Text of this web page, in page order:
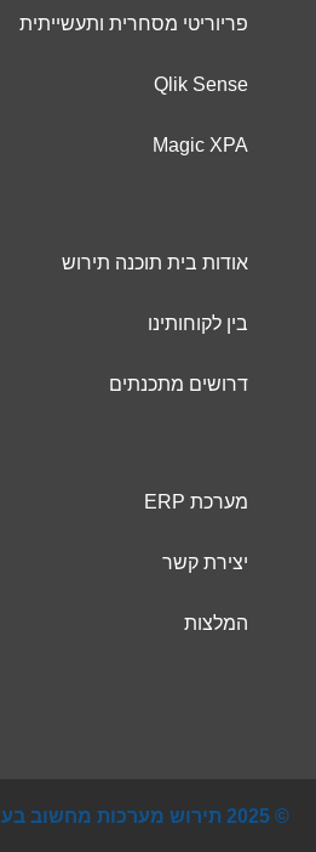
פריוריטי מסחרית ותעשייתית
Qlik Sense
Magic XPA
אודות בית תוכנה תירוש
בין לקוחותינו
דרושים מתכנתים
מערכת ERP
יצירת קשר
המלצות
© 2025 תירוש מערכות מחשוב בע"מ.